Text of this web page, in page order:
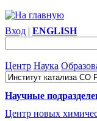
Вход | ENGLISH
Центр Наука
Научные
Центр новых